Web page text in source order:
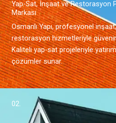
Yap-Sat, İnşaat ve Restorasyon
Markası
Osmanlı Yapı, profesyonel
restorasyon hizmetleriyle
Kaliteli yap-sat projeleriyle
çözümler sunar.
02.